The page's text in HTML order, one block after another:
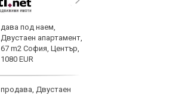
дава под наем,
Двустаен апартамент,
67 m2 София, Център,
1080 EUR
продава, Двустаен